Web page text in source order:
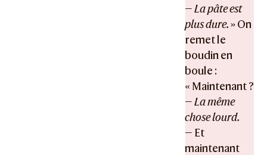
—La pâte est
plus dure.» On
remet le
boudin en
boule :
« Maintenant ?
—La même
chose lourd.
— Et
maintenant